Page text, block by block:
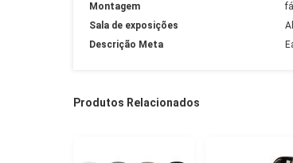
Montagem
Sala de exposições
Descrição Meta
Produtos Relacionados